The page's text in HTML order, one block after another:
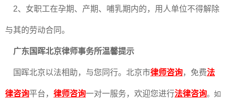
2、女职工在孕期、产期、哺乳期内的，用人单位不得解除
与其的劳动合同。
广东国晖北京律师事务所温馨提示
国晖北京以法相助，与您同行。北京市律师咨询，免费法
律咨询平台， 律师咨询一对一服务，欢迎您进行法律咨询。如